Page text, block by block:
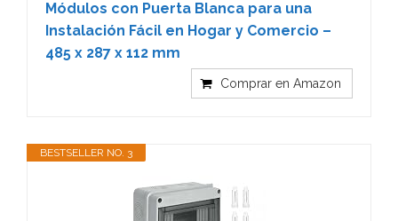
Módulos con Puerta Blanca para una
Instalación Fácil en Hogar y Comercio –
485 x 287 x 112 mm
Comprar en Amazon
BESTSELLER NO. 3